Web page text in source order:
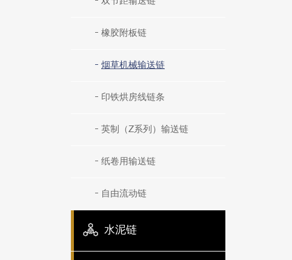
橡胶附板链
烟草机械输送链
印铁烘房线链条
英制（Z系列）输送链
纸卷用输送链
自由流动链
水泥链